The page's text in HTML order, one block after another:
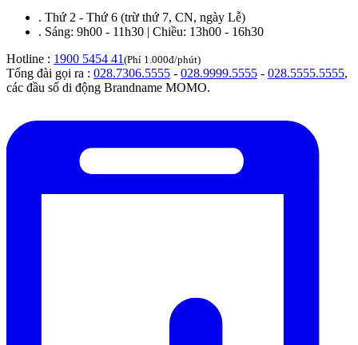
. Thứ 2 - Thứ 6 (trừ thứ 7, CN, ngày Lễ)
. Sáng: 9h00 - 11h30 | Chiều: 13h00 - 16h30
Hotline : 1900 5454 41 (Phí 1.000đ/phút)
Tổng đài gọi ra : 028.7306.5555 - 028.9999.5555 - 028.5555.5555,
các đầu số di động Brandname MOMO.